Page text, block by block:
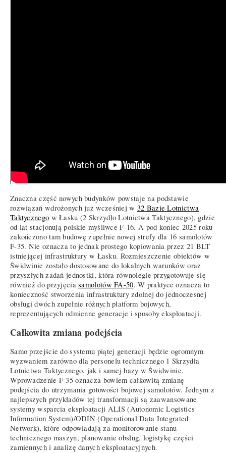
Znaczna część nowych budynków powstaje na podstawie
rozwiązań wdrożonych już wcześniej w 32 Bazie Lotnictwa
Taktycznego w Łasku (2 Skrzydło Lotnictwa Taktycznego), gdzie
od lat stacjonują polskie myśliwce F-16. A pod koniec 2025 roku
zakończono tam budowę zupełnie nowej strefy dla 16 samolotów
F-35. Nie oznacza to jednak prostego kopiowania przez 21 BLT
istniejącej infrastruktury w Łasku. Rozmieszczenie obiektów w
Świdwinie zostało dostosowane do lokalnych warunków oraz
przyszłych zadań jednostki, która równolegle przygotowuje się
również do przyjęciasamolotów FA-50. W praktyce oznacza to
konieczność stworzenia infrastruktury zdolnej do jednoczesnej
obsługi dwóch zupełnie różnych platform bojowych,
reprezentujących odmienne generacje i sposoby eksploatacji.
Całkowita zmiana podejścia
Samo przejście do systemu piątej generacji będzie ogromnym
wyzwaniem zarówno dla personelu technicznego 1 Skrzydła
Lotnictwa Taktycznego, jak i samej bazy w Świdwinie.
Wprowadzenie F-35 oznacza bowiem całkowitą zmianę
podejścia do utrzymania gotowości bojowej samolotów. Jednym z
najlepszych przykładów tej transformacji są zaawansowane
systemy wsparcia eksploatacji ALIS (Autonomic Logistics
Information System)/ODIN (Operational Data Integrated
Network), które odpowiadają za monitorowanie stanu
technicznego maszyn, planowanie obsług, logistykę części
zamiennych i analizę danych eksploatacyjnych.